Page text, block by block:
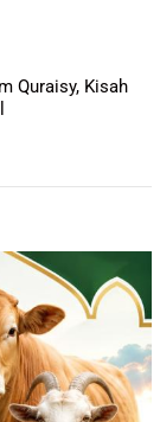
Quraisy, Kisah